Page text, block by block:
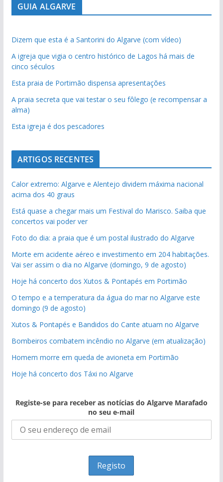
GUIA ALGARVE
Dizem que esta é a Santorini do Algarve (com vídeo)
A igreja que vigia o centro histórico de Lagos há mais de
cinco séculos
Esta praia de Portimão dispensa apresentações
A praia secreta que vai testar o seu fôlego (e recompensar a
alma)
Esta igreja é dos pescadores
ARTIGOS RECENTES
Calor extremo: Algarve e Alentejo dividem máxima nacional
acima dos 40 graus
Está quase a chegar mais um Festival do Marisco. Saiba que
concertos vai poder ver
Foto do dia: a praia que é um postal ilustrado do Algarve
Morte em acidente aéreo e investimento em 204 habitações.
Vai ser assim o dia no Algarve (domingo, 9 de agosto)
Hoje há concerto dos Xutos & Pontapés em Portimão
O tempo e a temperatura da água do mar no Algarve este
domingo (9 de agosto)
Xutos & Pontapés e Bandidos do Cante atuam no Algarve
Bombeiros combatem incêndio no Algarve (em atualização)
Homem morre em queda de avioneta em Portimão
Hoje há concerto dos Táxi no Algarve
Registe-se para receber as notícias do Algarve Marafado
no seu e-mail